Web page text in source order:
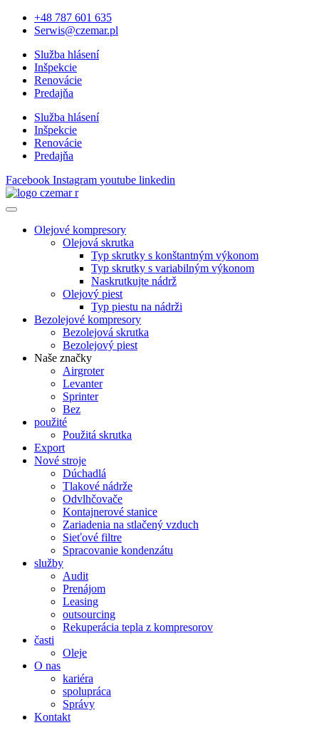
+48 787 601 635
Serwis@czemar.pl
Služba hlásení
Inšpekcie
Renovácie
Predajňa
Služba hlásení
Inšpekcie
Renovácie
Predajňa
Facebook Instagram youtube linkedin
Olejové kompresory
Olejová skrutka
Typ skrutky s konštantným výkonom
Typ skrutky s variabilným výkonom
Naskrutkujte nádrž
Olejový piest
Typ piestu na nádrži
Bezolejové kompresory
Bezolejová skrutka
Bezolejový piest
Naše značky
Airgroter
Levanter
Sprinter
Bez
použité
Použitá skrutka
Export
Nové stroje
Dúchadlá
Tlakové nádrže
Odvlhčovače
Kontajnerové stanice
Zariadenia na stlačený vzduch
Sieťové filtre
Spracovanie kondenzátu
služby
Audit
Prenájom
Leasing
outsourcing
Rekuperácia tepla z kompresorov
časti
Oleje
O nas
kariéra
spolupráca
Správy
Kontakt